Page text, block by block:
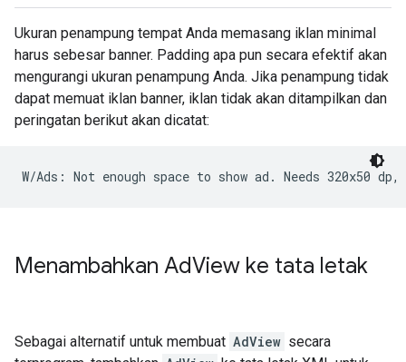
Ukuran penampung tempat Anda memasang iklan minimal
harus sebesar banner. Padding apa pun secara efektif akan
mengurangi ukuran penampung Anda. Jika penampung tidak
dapat memuat iklan banner, iklan tidak akan ditampilkan dan
peringatan berikut akan dicatat:
Menambahkan AdView ke tata letak
Sebagai alternatif untuk membuat AdView secara